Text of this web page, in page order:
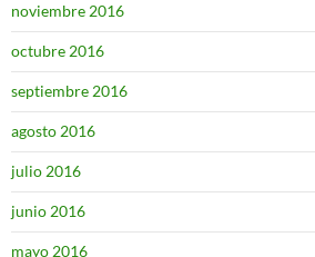
noviembre 2016
octubre 2016
septiembre 2016
agosto 2016
julio 2016
junio 2016
mayo 2016